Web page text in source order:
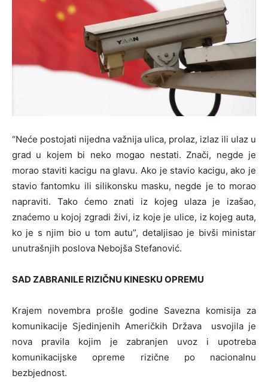
“Neće postojati nijedna važnija ulica, prolaz, izlaz ili ulaz u
grad u kojem bi neko mogao nestati. Znači, negde je
morao staviti kacigu na glavu. Ako je stavio kacigu, ako je
stavio fantomku ili silikonsku masku, negde je to morao
napraviti. Tako ćemo znati iz kojeg ulaza je izašao,
znaćemo u kojoj zgradi živi, iz koje je ulice, iz kojeg auta,
ko je s njim bio u tom autu”, detaljisao je bivši ministar
unutrašnjih poslova Nebojša Stefanović.
SAD ZABRANILE RIZIČNU KINESKU OPREMU
Krajem novembra prošle godine Savezna komisija za
komunikacije Sjedinjenih Američkih Država usvojila je
nova pravila kojim je zabranjen uvoz i upotreba
komunikacijske opreme rizične po nacionalnu
bezbjednost.